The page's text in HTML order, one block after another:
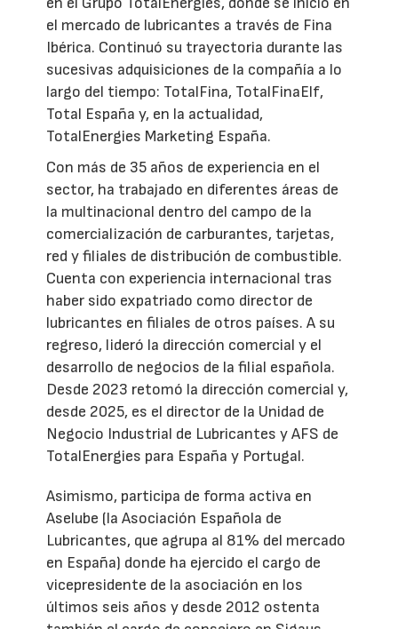
el mercado de lubricantes a través de Fina
Ibérica. Continuó su trayectoria durante las
sucesivas adquisiciones de la compañía a lo
largo del tiempo: TotalFina, TotalFinaElf,
Total España y, en la actualidad,
TotalEnergies Marketing España.
Con más de 35 años de experiencia en el
sector, ha trabajado en diferentes áreas de
la multinacional dentro del campo de la
comercialización de carburantes, tarjetas,
red y filiales de distribución de combustible.
Cuenta con experiencia internacional tras
haber sido expatriado como director de
lubricantes en filiales de otros países. A su
regreso, lideró la dirección comercial y el
desarrollo de negocios de la filial española.
Desde 2023 retomó la dirección comercial y,
desde 2025, es el director de la Unidad de
Negocio Industrial de Lubricantes y AFS de
TotalEnergies para España y Portugal.
Asimismo, participa de forma activa en
Aselube (la Asociación Española de
Lubricantes, que agrupa al 81% del mercado
en España) donde ha ejercido el cargo de
vicepresidente de la asociación en los
últimos seis años y desde 2012 ostenta